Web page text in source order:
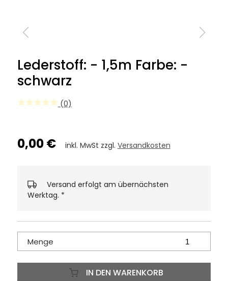
Lederstoff: - 1,5m Farbe: -
schwarz
(0)
0,00 € inkl. MwSt zzgl. Versandkosten
Versand erfolgt am übernächsten
Werktag. *
Menge
IN DEN WARENKORB